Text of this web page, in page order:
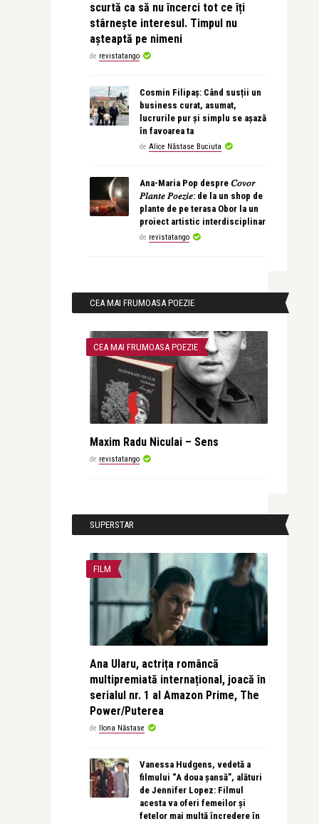
scurtă ca să nu încerci tot ce îți
stârnește interesul. Timpul nu
așteaptă pe nimeni
de revistatango
Cosmin Filipaș: Când susții un
business curat, asumat,
lucrurile pur și simplu se așază
în favoarea ta
de Alice Năstase Buciuta
Ana-Maria Pop despre 𝐶𝑜𝑣𝑜𝑟
𝑃𝑙𝑎𝑛𝑡𝑒 𝑃𝑜𝑒𝑧𝑖𝑒: de la un shop de
plante de pe terasa Obor la un
proiect artistic interdisciplinar
de revistatango
CEA MAI FRUMOASA POEZIE
CEA MAI FRUMOASA POEZIE
Maxim Radu Niculai – Sens
de revistatango
SUPERSTAR
FILM
Ana Ularu, actrița româncă
multipremiată internațional, joacă în
serialul nr. 1 al Amazon Prime, The
Power/Puterea
de Ilona Năstase
Vanessa Hudgens, vedetă a
filmului “A doua șansă”, alături
de Jennifer Lopez: Filmul
acesta va oferi femeilor și
fetelor mai multă încredere în